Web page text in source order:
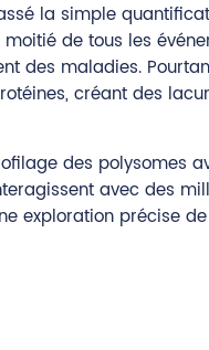
la simple
de tous les
des maladies.
créant des
des polysomes
avec des
exploration précise